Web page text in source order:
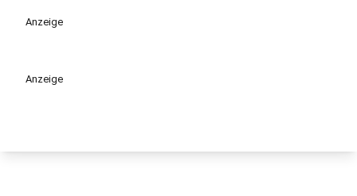
Anzeige
Anzeige